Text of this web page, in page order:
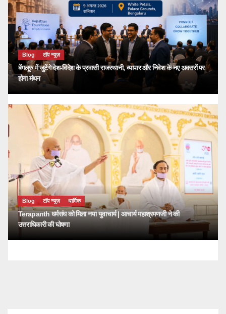
Blog टॉप न्यूज़
बेंगलूरु में जुटेंगे देश-विदेश के प्रवासी राजस्थानी, व्यापार और निवेश के नए अवसरों पर
होगा मंथन
Blog टॉप न्यूज़ धार्मिक
Terapanth धर्मसंघ को मिला नया युवाचार्य | आचार्य महाश्रमणजी ने की
उत्तराधिकारी की घोषणा